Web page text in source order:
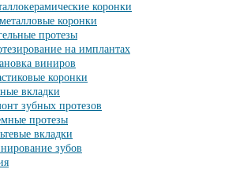
коронки
коронки
протезы
на имплантах
виниров
коронки
вкладки
зубных протезов
протезы
вкладки
зубов